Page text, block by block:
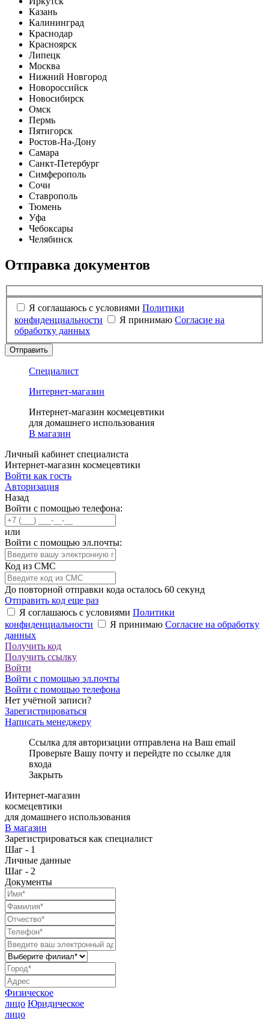
Казань
Калининград
Краснодар
Красноярск
Липецк
Москва
Нижний Новгород
Новороссийск
Новосибирск
Омск
Пермь
Пятигорск
Ростов-На-Дону
Самара
Санкт-Петербург
Симферополь
Сочи
Ставрополь
Тюмень
Уфа
Чебоксары
Челябинск
Отправка документов
Я соглашаюсь с условиями Политики
конфиденциальности
Я принимаю Согласие на
обработку данных
Отправить
Специалист
Интернет-магазин
Интернет-магазин космецевтики
для домашнего использования
В магазин
Личный кабинет специалиста
Интернет-магазин космецевтики
Войти как гость
Авторизация
Назад
Войти с помощью телефона:
или
Войти с помощью эл.почты:
Код из СМС
До повторной отправки кода осталось 60 секунд
Отправить код еще раз
Я соглашаюсь с условиями Политики
конфиденциальности
Я принимаю Согласие на обработку
данных
Получить код
Получить ссылку
Войти
Войти с помощью эл.почты
Войти с помощью телефона
Нет учётной записи?
Зарегистрироваться
Написать менеджеру
Ссылка для авторизации отправлена на Ваш email
Проверьте Вашу почту и перейдте по ссылке для
входа
Закрыть
Интернет-магазин
космецевтики
для домашнего использования
В магазин
Зарегистрироваться как специалист
Шаг - 1
Личные данные
Шаг - 2
Документы
Физическое
лицо Юридическое
лицо